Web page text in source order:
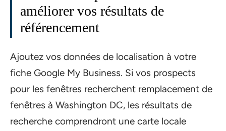
améliorer vos résultats de
référencement
Ajoutez vos données de localisation à votre
fiche Google My Business. Si vos prospects
pour les fenêtres recherchent remplacement de
fenêtres à Washington DC, les résultats de
recherche comprendront une carte locale